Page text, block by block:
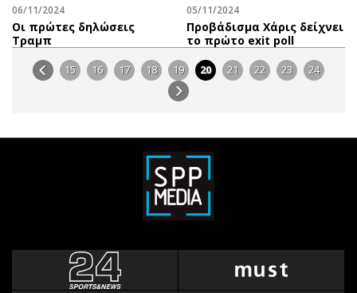
06/11/2024
Οι πρώτες δηλώσεις
Τραμπ
05/11/2024
Προβάδισμα Χάρις δείχνει
το πρώτο exit poll
15 16 17 18 19 20 21 22 23 24